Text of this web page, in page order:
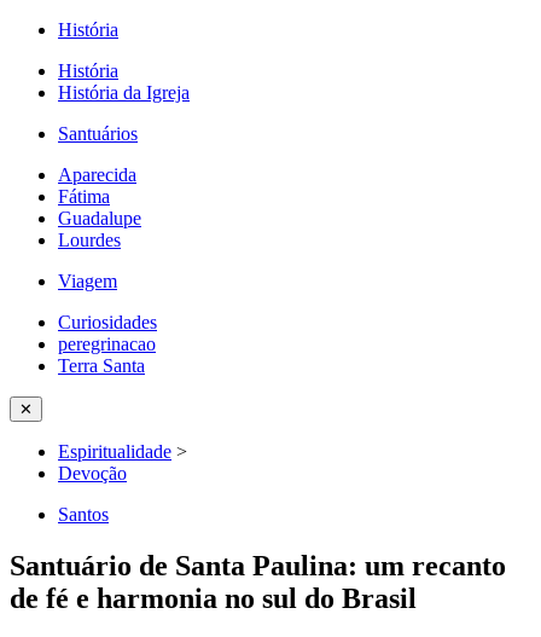
História
História
História da Igreja
Santuários
Aparecida
Fátima
Guadalupe
Lourdes
Viagem
Curiosidades
peregrinacao
Terra Santa
✕
Espiritualidade >
Devoção
Santos
Santuário de Santa Paulina: um recanto
de fé e harmonia no sul do Brasil